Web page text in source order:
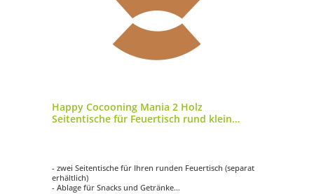
Happy Cocooning Mania 2 Holz
Seitentische für Feuertisch rund klein
- zwei Seitentische für Ihren runden Feuertisch (separat
erhältlich)
- Ablage für Snacks und Getränke